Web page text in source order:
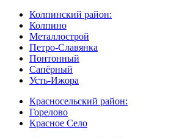
Колпинский район:
Колпино
Металлострой
Петро-Славянка
Понтонный
Сапёрный
Усть-Ижора
Красносельский район:
Горелово
Красное Село